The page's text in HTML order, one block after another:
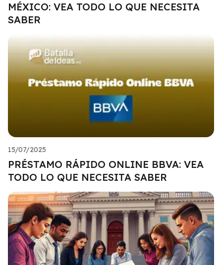
MÉXICO: VEA TODO LO QUE NECESITA
SABER
15/07/2025
PRÉSTAMO RÁPIDO ONLINE BBVA: VEA
TODO LO QUE NECESITA SABER